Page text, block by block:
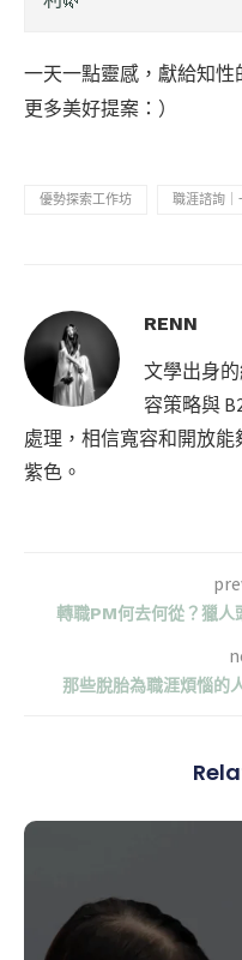
一天一點靈感，獻給知性
更多美好提案：）
優勢探索工作坊 職涯諮詢
RENN
文學出身
容策略與
處理，相信寬容和開放
紫色。
轉職PM何去何從？獵人
那些脫胎為職涯煩惱的